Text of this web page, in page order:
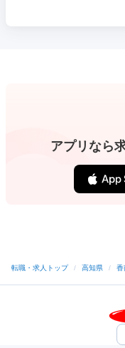
アプリなら
転職・求人トップ / 高知県 / 香